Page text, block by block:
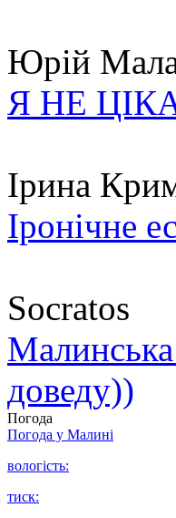
Юрій
Я НЕ
Ірина
Іронічне
Socratos
Малинська
доведу))
Погода
Погода у Малині
вологість:
тиск: